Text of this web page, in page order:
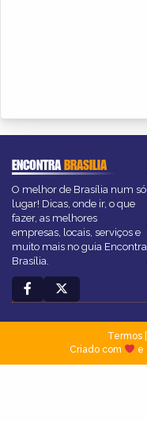
ENCONTRABRASILIA
O melhor de Brasília num só
lugar! Dicas, onde ir, o que
fazer, as melhores
empresas, locais, serviços e
muito mais no guia Encontra
Brasília.
Termos|
Criado com
e